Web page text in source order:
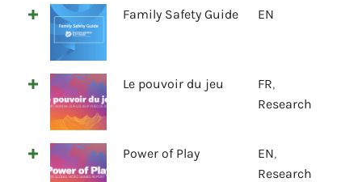
Family Safety Guide EN
Le pouvoir du jeu FR,
Research
Power of Play EN,
Research